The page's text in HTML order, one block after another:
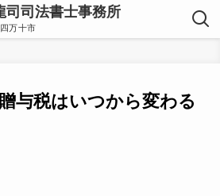
与税はいつから変わる